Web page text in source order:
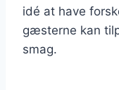
idé at have
gæsterne kan
smag.